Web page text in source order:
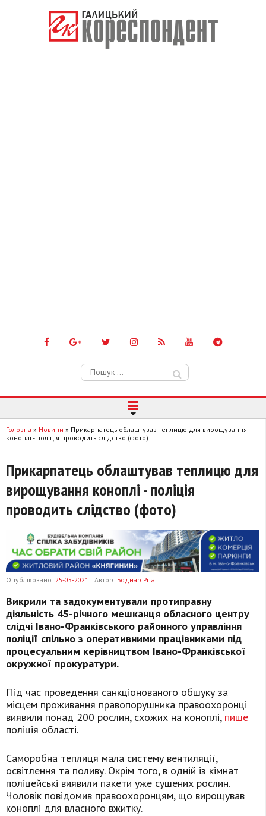
Пошук:
Головна » Новини » Прикарпатець облаштував теплицю для вирощування
коноплі - поліція проводить слідство (фото)
Прикарпатець облаштував теплицю для
вирощування коноплі - поліція
проводить слідство (фото)
Опубліковано: 25-05-2021 Автор: Боднар Ріта
Викрили та задокументували протиправну
діяльність 45-річного мешканця обласного центру
слідчі Івано-Франківського районного управління
поліції спільно з оперативними працівниками під
процесуальним керівництвом Івано-Франківської
окружної прокуратури.
Під час проведення санкціонованого обшуку за
місцем проживання правопорушника правоохоронці
виявили понад 200 рослин, схожих на коноплі, пише
поліція області.
Саморобна теплиця мала систему вентиляції,
освітлення та поливу. Окрім того, в одній із кімнат
поліцейські виявили пакети уже сушених рослин.
Чоловік повідомив правоохоронцям, що вирощував
коноплі для власного вжитку.